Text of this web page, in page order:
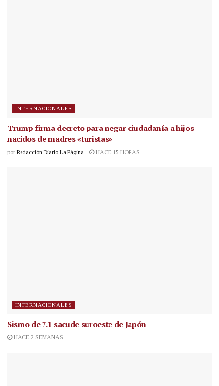
INTERNACIONALES
Trump firma decreto para negar ciudadanía a hijos
nacidos de madres «turistas»
por Redacción Diario La Página HACE 15 HORAS
INTERNACIONALES
Sismo de 7.1 sacude suroeste de Japón
HACE 2 SEMANAS